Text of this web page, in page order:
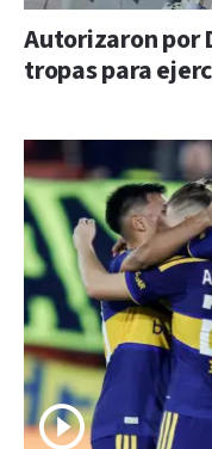
Autorizaron por
tropas para